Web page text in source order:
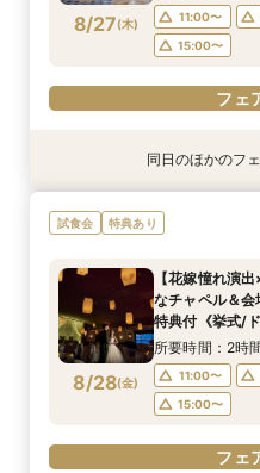
フェ
フェ
8/27(木) 11:00〜
15:00〜
フェ
特典あり
8/27 木)
【しっかりお
イダル相談会
所要時間：2時
11:00〜
15:00〜
フェ
特典あり
8/27 木)
【最短1ヶ月の
談フェア（10名
11:00〜
フェ
同日のほかのフ
試食会 特典あり
8/28(金)
【花嫁憧れ演
なチャペル＆
特典付《挙式/
所要時間：2時
11:00〜
15:00〜
フェ